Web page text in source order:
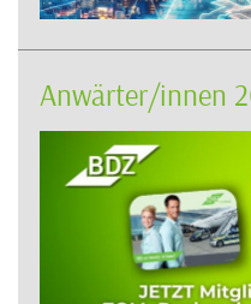
Anwärter/innen